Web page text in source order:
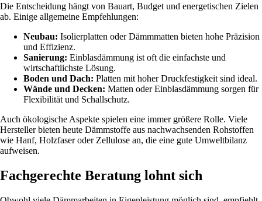
Die Entscheidung hängt von Bauart, Budget und energetischen Zielen
ab. Einige allgemeine Empfehlungen:
Neubau: Isolierplatten oder Dämmmatten bieten hohe Präzision
und Effizienz.
Sanierung: Einblasdämmung ist oft die einfachste und
wirtschaftlichste Lösung.
Boden und Dach: Platten mit hoher Druckfestigkeit sind ideal.
Wände und Decken: Matten oder Einblasdämmung sorgen für
Flexibilität und Schallschutz.
Auch ökologische Aspekte spielen eine immer größere Rolle. Viele
Hersteller bieten heute Dämmstoffe aus nachwachsenden Rohstoffen
wie Hanf, Holzfaser oder Zellulose an, die eine gute Umweltbilanz
aufweisen.
Fachgerechte Beratung lohnt sich